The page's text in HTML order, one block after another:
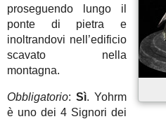
proseguendo lungo il
ponte di pietra e
inoltrandovi nell’edificio
scavato nella
montagna.
Obbligatorio: Sì. Yohrm
è uno dei 4 Signori dei